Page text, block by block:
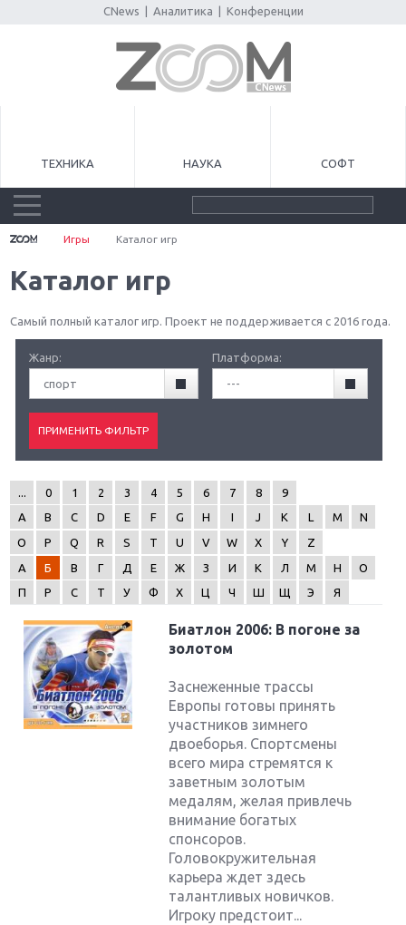
CNews Аналитика Конференции
ТЕХНИКА НАУКА СОФТ
Игры Каталог игр
Каталог игр
Самый полный каталог игр. Проект не поддерживается с 2016 года.
Жанр:
спорт
Платформа:
---
0 1 2 3 4 5 6 7 8
9
A
B C D E F G H I J K L M
N
O
P Q R S T U V W X Y
Z
А
Б В Г Д Е Ж З И К Л М Н
О
П
Р С Т У Ф Х Ц Ч Ш Щ Э Я
Биатлон 2006: В погоне за
золотом
Заснеженные трассы
Европы готовы принять
участников зимнего
двоеборья. Спортсмены
всего мира стремятся к
заветным золотым
медалям, желая привлечь
внимание богатых
спонсоров.
Головокружительная
карьера ждет здесь
талантливых новичков.
Игроку предстоит...
Крупнейшие релизы мая: Nintendo, Microsoft и
Новинки для Nintendo Switch: Labo, South Park и